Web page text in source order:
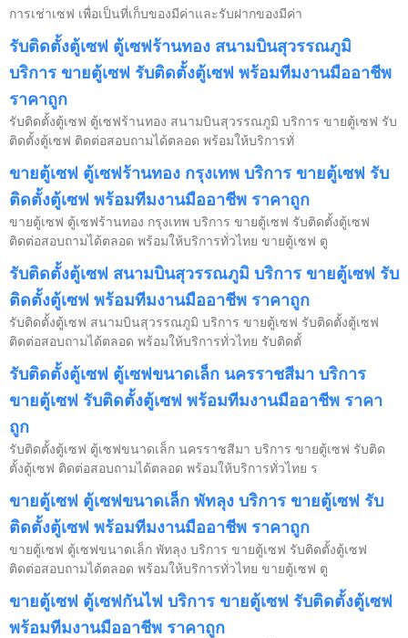
การเช่าเซฟ เพื่อเป็นที่เก็บของมีค่าและรับฝากของมีค่า
รับติดตั้งตู้เซฟ ตู้เซฟร้านทอง สนามบินสุวรรณภูมิ
บริการ ขายตู้เซฟ รับติดตั้งตู้เซฟ พร้อมทีมงานมืออาชีพ
ราคาถูก
รับติดตั้งตู้เซฟ ตู้เซฟร้านทอง สนามบินสุวรรณภูมิ บริการ ขายตู้เซฟ รับ
ติดตั้งตู้เซฟ ติดต่อสอบถามได้ตลอด พร้อมให้บริการทั่
ขายตู้เซฟ ตู้เซฟร้านทอง กรุงเทพ บริการ ขายตู้เซฟ รับ
ติดตั้งตู้เซฟ พร้อมทีมงานมืออาชีพ ราคาถูก
ขายตู้เซฟ ตู้เซฟร้านทอง กรุงเทพ บริการ ขายตู้เซฟ รับติดตั้งตู้เซฟ
ติดต่อสอบถามได้ตลอด พร้อมให้บริการทั่วไทย ขายตู้เซฟ ตู
รับติดตั้งตู้เซฟ สนามบินสุวรรณภูมิ บริการ ขายตู้เซฟ รับ
ติดตั้งตู้เซฟ พร้อมทีมงานมืออาชีพ ราคาถูก
รับติดตั้งตู้เซฟ สนามบินสุวรรณภูมิ บริการ ขายตู้เซฟ รับติดตั้งตู้เซฟ
ติดต่อสอบถามได้ตลอด พร้อมให้บริการทั่วไทย รับติดตั้
รับติดตั้งตู้เซฟ ตู้เซฟขนาดเล็ก นครราชสีมา บริการ
ขายตู้เซฟ รับติดตั้งตู้เซฟ พร้อมทีมงานมืออาชีพ ราคา
ถูก
รับติดตั้งตู้เซฟ ตู้เซฟขนาดเล็ก นครราชสีมา บริการ ขายตู้เซฟ รับติด
ตั้งตู้เซฟ ติดต่อสอบถามได้ตลอด พร้อมให้บริการทั่วไทย ร
ขายตู้เซฟ ตู้เซฟขนาดเล็ก พัทลุง บริการ ขายตู้เซฟ รับ
ติดตั้งตู้เซฟ พร้อมทีมงานมืออาชีพ ราคาถูก
ขายตู้เซฟ ตู้เซฟขนาดเล็ก พัทลุง บริการ ขายตู้เซฟ รับติดตั้งตู้เซฟ
ติดต่อสอบถามได้ตลอด พร้อมให้บริการทั่วไทย ขายตู้เซฟ ตู
ขายตู้เซฟ ตู้เซฟกันไฟ บริการ ขายตู้เซฟ รับติดตั้งตู้เซฟ
พร้อมทีมงานมืออาชีพ ราคาถูก